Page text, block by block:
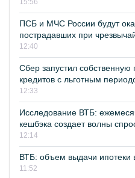
15:56
ПСБ и МЧС России будут
пострадавших при
12:40
Сбер запустил
кредитов с льготным
12:33
Исследование ВТБ:
кешбэка создает волны
12:14
ВТБ: объем выдачи ипотеки
11:52